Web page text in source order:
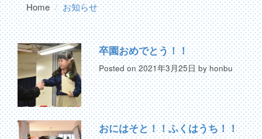
Home お知らせ
卒園おめでとう！！
Posted on2021年3月25日byhonbu
おにはそと！！ふくはうち！！